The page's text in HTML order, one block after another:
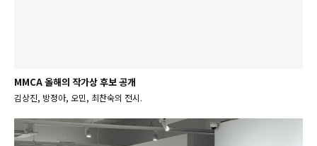
MMCA 올해의 작가상 후보 공개
김상진, 방정아, 오민, 최찬숙의 전시.